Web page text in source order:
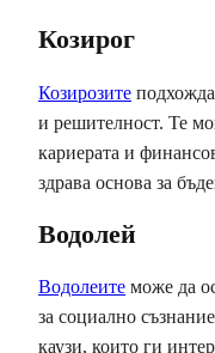
Козирог
Козирозите
и решителност. Те
кариерата и
здрава основа за
Водолей
Водолеите може да
за социално
каузи, които ги